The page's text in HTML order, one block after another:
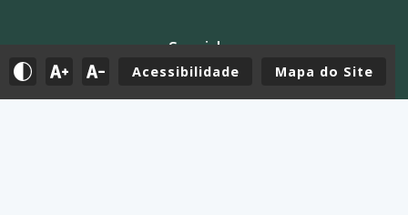
Acessibilidade Mapa do Site
Servidor